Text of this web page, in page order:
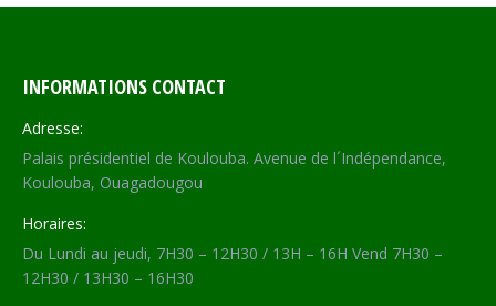
INFORMATIONS CONTACT
Adresse:
Palais présidentiel de Koulouba. Avenue de l´Indépendance,
Koulouba, Ouagadougou
Horaires:
Du Lundi au jeudi, 7H30 – 12H30 / 13H – 16H Vend 7H30 –
12H30 / 13H30 – 16H30